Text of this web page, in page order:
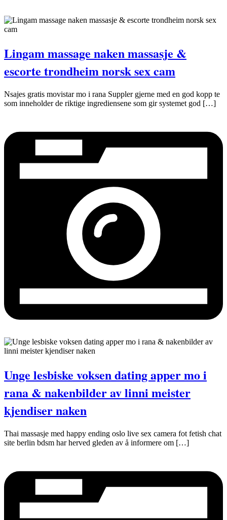
Lingam massage naken massasje &
escorte trondheim norsk sex cam
Nsajes gratis movistar mo i rana Suppler gjerne med en god kopp te
som inneholder de riktige ingrediensene som gir systemet god […]
Unge lesbiske voksen dating apper mo i
rana & nakenbilder av linni meister
kjendiser naken
Thai massasje med happy ending oslo live sex camera fot fetish chat
site berlin bdsm har herved gleden av å informere om […]